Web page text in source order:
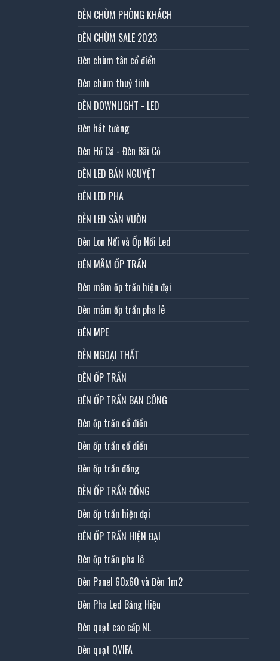
ĐÈN CHÙM PHÒNG KHÁCH
ĐÈN CHÙM SALE 2023
Đèn chùm tân cổ điển
Đèn chùm thuỷ tinh
ĐÈN DOWNLIGHT - LED
Đèn hắt tường
Đèn Hồ Cá - Đèn Bãi Cỏ
ĐÈN LED BÁN NGUYỆT
ĐÈN LED PHA
ĐÈN LED SÂN VƯỜN
Đèn Lon Nổi và Ốp Nổi Led
ĐÈN MÂM ỐP TRẦN
Đèn mâm ốp trần hiện đại
Đèn mâm ốp trần pha lê
ĐÈN MPE
ĐÈN NGOẠI THẤT
ĐÈN ỐP TRẦN
ĐÈN ỐP TRẦN BAN CÔNG
Đèn ốp trần cổ điển
Đèn ốp trần cổ điển
Đèn ốp trần đồng
ĐÈN ỐP TRẦN ĐỒNG
Đèn ốp trần hiện đại
ĐÈN ỐP TRẦN HIỆN ĐẠI
Đèn ốp trần pha lê
Đèn Panel 60x60 và Đèn 1m2
Đèn Pha Led Bảng Hiệu
Đèn quạt cao cấp NL
Đèn quạt QVIFA